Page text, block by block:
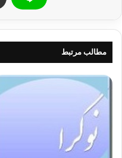
مطالب مرتبط